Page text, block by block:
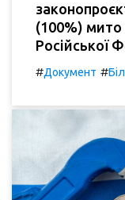
(100%) мито
Російської
#Документ #